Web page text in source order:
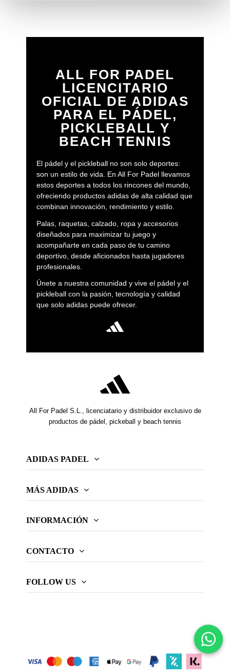
ALL FOR PADEL
LICENCITARIO
OFICIAL DE ADIDAS
PARA EL PÁDEL,
PICKLEBALL Y
BEACH TENNIS
El pádel y el pickleball no son solo deportes:
son un estilo de vida. En All For Padel llevamos
estos deportes a todos los rincones del mundo,
ofreciendo productos adidas de alta calidad que
combinan innovación, rendimiento y estilo.
Palas, raquetas, calzado, ropa y accesorios
diseñados para maximizar tu juego y
acompañarte en cada paso de tu camino
deportivo, desde aficionados hasta jugadores
profesionales.
Únete a nuestra comunidad y vive el pádel y el
pickleball con la pasión, tecnología y calidad
que solo adidas puede ofrecer.
All For Padel S.L., licenciatario y distribuidor exclusivo de
productos de pádel, pickeball y beach tennis
ADIDAS PADEL
MÁS ADIDAS
INFORMACIÓN
CONTACTO
FOLLOW US